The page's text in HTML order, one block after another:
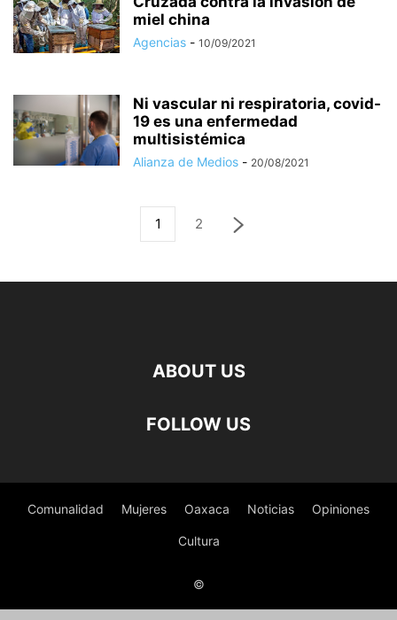
miel china
Agencias - 10/09/2021
Ni vascular ni respiratoria, covid-
19 es una enfermedad
multisistémica
Alianza de Medios - 20/08/2021
1 2
ABOUT US
FOLLOW US
Comunalidad Mujeres Oaxaca Noticias Opiniones
Cultura
©